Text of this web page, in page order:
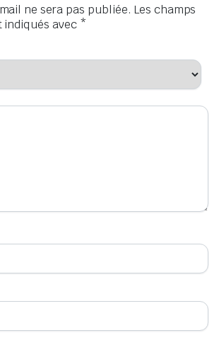
ne sera pas publiée. Les champs
avec *